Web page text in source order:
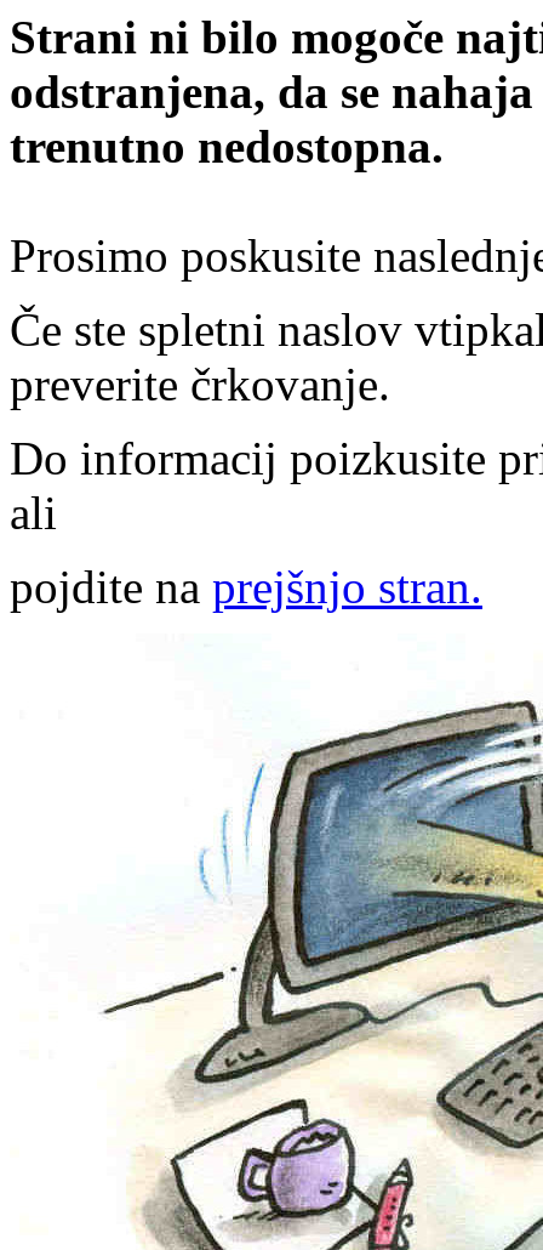
Strani ni bilo mogoče
odstranjena, da se
trenutno nedostopna.
Prosimo poskusite
Če ste spletni naslov
preverite črkovanje.
Do informacij poizkusite
ali
pojdite na prejšnjo stran.